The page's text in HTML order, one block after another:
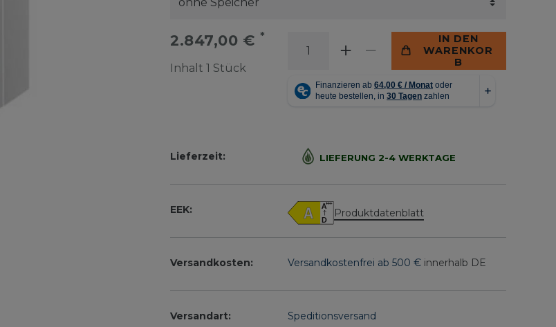
2.847,00 € *
Inhalt 1 Stück
IN DEN
WARENKOR
B
Lieferzeit: LIEFERUNG 2-4 WERKTAGE
EEK: Produktdatenblatt
Versandkosten: Versandkostenfrei ab 500 € innerhalb DE
Versandart: Speditionsversand